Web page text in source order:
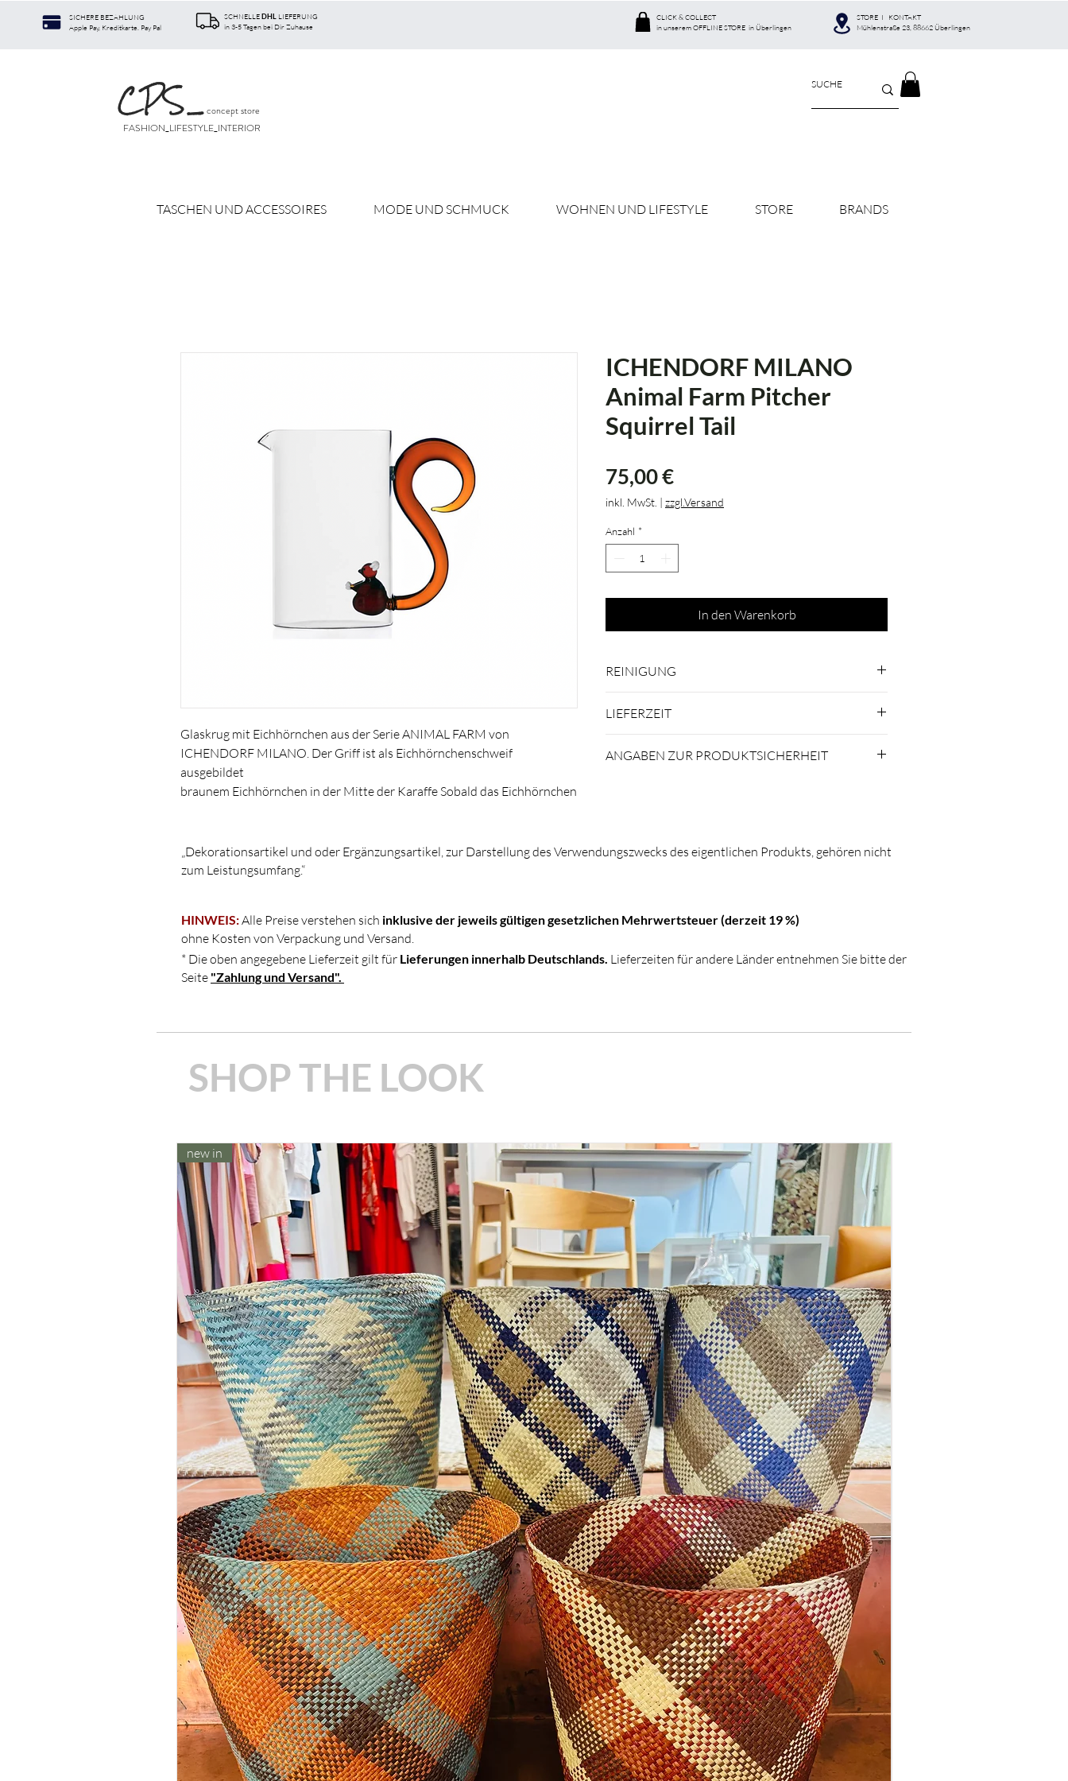
SICHERE BEZAHLUNG
Apple Pay, Kreditkarte. Pay Pal
SCHNELLEDHL LIEFERUNG
in 3-5 Tagen bei Dir Zuhause
CLICK & COLLECT
in unserem OFFLINE STORE in Überlingen
STORE I KONTAKT
Mühlenstraße 23, 88662 Überlingen
CPS_
FASHION_LIFESTYLE_INTERIOR
concept store
TASCHEN UND ACCESSOIRES MODE UND SCHMUCK WOHNEN UND LIFESTYLE STORE BRANDS
Glaskrug mit Eichhörnchen aus der Serie ANIMAL FARM von
ICHENDORF MILANO. Der Griff ist als Eichhörnchenschweif
ausgebildet
braunem Eichhörnchen in der Mitte der Karaffe Sobald das Eichhörnchen
Abmessungen: H. 18 ⌀ 11 W. 19.5
Material: Glas
Design: Alessandra Baldereschi für Ichendorf Milano
Animal Farm Pitcher Squirrel taile
Ausführung: Jede Abweichung in Farbe oder Detail ist auf die
ICHENDORF MILANO
Animal Farm Pitcher
Squirrel Tail
75,00 €Preis
inkl. MwSt. | zzgl.Versand
Anzahl *
In den Warenkorb
REINIGUNG
° empfohlen).
LIEFERZEIT
ANGABEN ZUR PRODUKTSICHERHEIT
„Dekorationsartikel und oder Ergänzungsartikel, zur Darstellung des Verwendungszwecks des eigentlichen Produkts, gehören nicht
zum Leistungsumfang.“
HINWEIS:Alle Preise verstehen sich inklusive der jeweils gültigen gesetzlichen Mehrwertsteuer (derzeit 19 %)
ohne Kosten von Verpackung und Versand.
* Die oben angegebene Lieferzeit gilt für Lieferungen innerhalb Deutschlands. Lieferzeiten für andere Länder entnehmen Sie bitte der
Seite "Zahlung und Versand".
SHOP THE LOOK
new in